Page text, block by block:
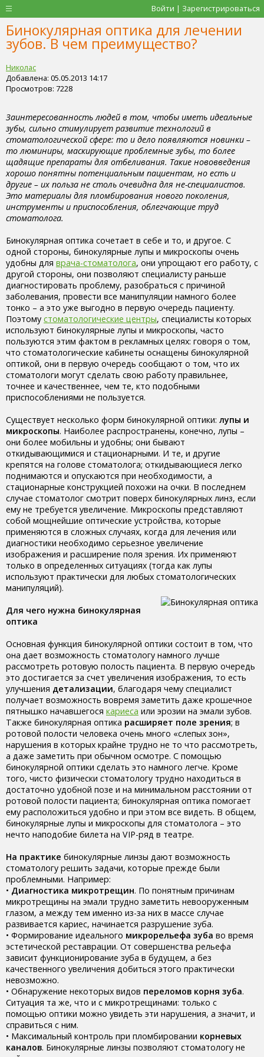
Войти | Зарегистрироваться
Бинокулярная оптика для лечении
зубов. В чем преимущество?
Николас
Добавлена: 05.05.2013 14:17
Просмотров: 7228
Заинтересованность людей в том, чтобы иметь идеальные
зубы, сильно стимулирует развитие технологий в
стоматологической сфере: то и дело появляются новинки –
то люминиры, маскирующие проблемные зубы, то более
щадящие препараты для отбеливания. Такие нововведения
хорошо понятны потенциальным пациентам, но есть и
другие – их польза не столь очевидна для не-специалистов.
Это материалы для пломбирования нового поколения,
инструменты и приспособления, облегчающие труд
стоматолога.
Бинокулярная оптика сочетает в себе и то, и другое. С
одной стороны, бинокулярные лупы и микроскопы очень
удобны для врача-стоматолога, они упрощают его работу, с
другой стороны, они позволяют специалисту раньше
диагностировать проблему, разобраться с причиной
заболевания, провести все манипуляции намного более
тонко – а это уже выгодно в первую очередь пациенту.
Поэтому стоматологические центры, специалисты которых
используют бинокулярные лупы и микроскопы, часто
пользуются этим фактом в рекламных целях: говоря о том,
что стоматологические кабинеты оснащены бинокулярной
оптикой, они в первую очередь сообщают о том, что их
стоматологи могут сделать свою работу правильнее,
точнее и качественнее, чем те, кто подобными
приспособлениями не пользуется.
Существует несколько форм бинокулярной оптики: лупы и
микроскопы. Наиболее распространены, конечно, лупы –
они более мобильны и удобны; они бывают
откидывающимися и стационарными. И те, и другие
крепятся на голове стоматолога; откидывающиеся легко
поднимаются и опускаются при необходимости, а
стационарные конструкцией похожи на очки. В последнем
случае стоматолог смотрит поверх бинокулярных линз, если
ему не требуется увеличение. Микроскопы представляют
собой мощнейшие оптические устройства, которые
применяются в сложных случаях, когда для лечения или
диагностики необходимо серьезное увеличение
изображения и расширение поля зрения. Их применяют
только в определенных ситуациях (тогда как лупы
используют практически для любых стоматологических
манипуляций).
Для чего нужна бинокулярная
оптика
Основная функция бинокулярной оптики состоит в том, что
она дает возможность стоматологу намного лучше
рассмотреть ротовую полость пациента. В первую очередь
это достигается за счет увеличения изображения, то есть
улучшения детализации, благодаря чему специалист
получает возможность вовремя заметить даже крошечное
пятнышко начавшегося кариеса или эрозии на эмали зубов.
Также бинокулярная оптика расширяет поле зрения; в
ротовой полости человека очень много «слепых зон»,
нарушения в которых крайне трудно не то что рассмотреть,
а даже заметить при обычном осмотре. С помощью
бинокулярной оптики сделать это намного легче. Кроме
того, чисто физически стоматологу трудно находиться в
достаточно удобной позе и на минимальном расстоянии от
ротовой полости пациента; бинокулярная оптика помогает
ему расположиться удобно и при этом все видеть. В общем,
бинокулярные лупы и микроскопы для стоматолога – это
нечто наподобие билета на VIP-ряд в театре.
На практике бинокулярные линзы дают возможность
стоматологу решить задачи, которые прежде были
проблемными. Например:
• Диагностика микротрещин. По понятным причинам
микротрещины на эмали трудно заметить невооруженным
глазом, а между тем именно из-за них в массе случае
развивается кариес, начинается разрушение зуба.
• Формирование идеального микрорельефа зуба во время
эстетической реставрации. От совершенства рельефа
зависит функционирование зуба в будущем, а без
качественного увеличения добиться этого практически
невозможно.
• Обнаружение некоторых видов переломов корня зуба.
Ситуация та же, что и с микротрещинами: только с
помощью оптики можно увидеть эти нарушения, а значит, и
справиться с ним.
• Максимальный контроль при пломбировании корневых
каналов. Бинокулярные линзы позволяют стоматологу не